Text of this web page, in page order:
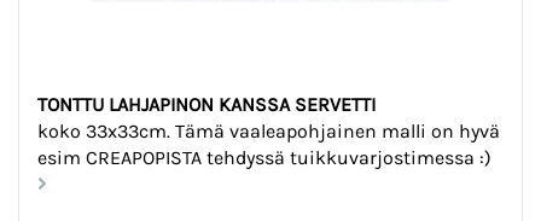
TONTTU LAHJAPINON KANSSA SERVETTI
koko 33x33cm. Tämä vaaleapohjainen malli on hyvä
esim CREAPOPISTA tehdyssä tuikkuvarjostimessa :)